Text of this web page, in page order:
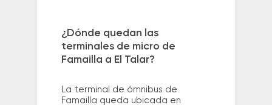
¿Dónde quedan las
terminales de micro de
Famailla a El Talar?
La terminal de ómnibus de
Famailla queda ubicada en